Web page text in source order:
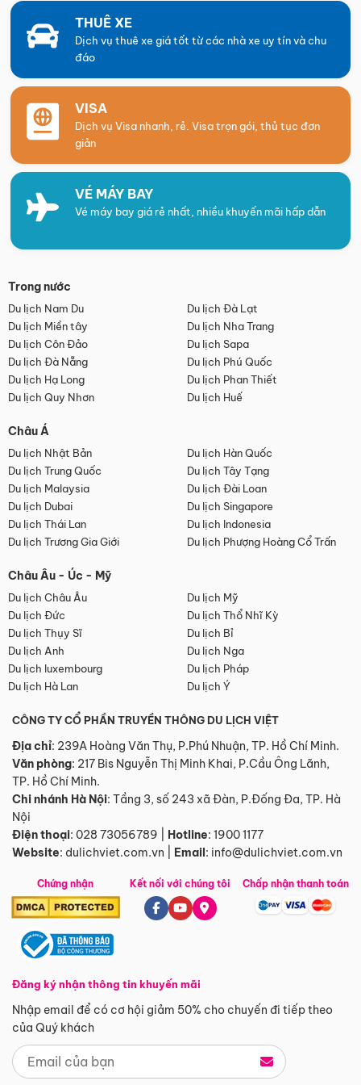
THUÊ XE
Dịch vụ thuê xe giá tốt từ các nhà xe uy tín và chu
đáo
VISA
Dịch vụ Visa nhanh, rẻ. Visa trọn gói, thủ tục đơn
giản
VÉ MÁY BAY
Vé máy bay giá rẻ nhất, nhiều khuyến mãi hấp dẫn
Trong nước
Du lịch Nam Du
Du lịch Đà Lạt
Du lịch Miền tây
Du lịch Nha Trang
Du lịch Côn Đảo
Du lịch Sapa
Du lịch Đà Nẵng
Du lịch Phú Quốc
Du lịch Hạ Long
Du lịch Phan Thiết
Du lịch Quy Nhơn
Du lịch Huế
Châu Á
Du lịch Nhật Bản
Du lịch Hàn Quốc
Du lịch Trung Quốc
Du lịch Tây Tạng
Du lịch Malaysia
Du lịch Đài Loan
Du lịch Dubai
Du lịch Singapore
Du lịch Thái Lan
Du lịch Indonesia
Du lịch Trương Gia Giới
Du lịch Phượng Hoàng Cổ Trấn
Châu Âu - Úc - Mỹ
Du lịch Châu Âu
Du lịch Mỹ
Du lịch Đức
Du lịch Thổ Nhĩ Kỳ
Du lịch Thụy Sĩ
Du lịch Bỉ
Du lịch Anh
Du lịch Nga
Du lịch luxembourg
Du lịch Pháp
Du lịch Hà Lan
Du lịch Ý
CÔNG TY CỔ PHẦN TRUYỀN THÔNG DU LỊCH VIỆT
Địa chỉ: 239A Hoàng Văn Thụ, P.Phú Nhuận, TP. Hồ Chí Minh.
Văn phòng: 217 Bis Nguyễn Thị Minh Khai, P.Cầu Ông Lãnh,
TP. Hồ Chí Minh.
Chi nhánh Hà Nội: Tầng 3, số 243 xã Đàn, P.Đống Đa, TP. Hà
Nội
Điện thoại: 028 73056789 Hotline: 1900 1177
Website: dulichviet.com.vn Email: info@dulichviet.com.vn
Chứng nhận
Đăng ký nhận thông tin khuyến mãi
Nhập email để có cơ hội giảm 50% cho chuyến đi tiếp theo
của Quý khách
Kết nối với chúng tôi Chấp nhận thanh toán